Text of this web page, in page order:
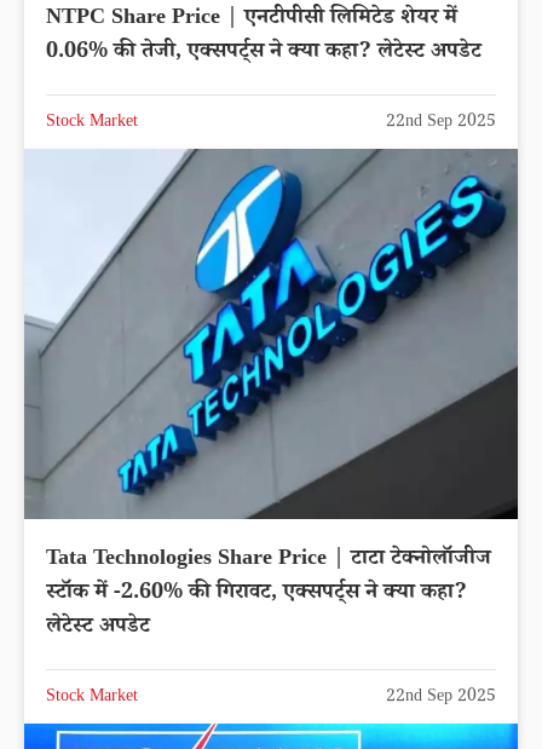
NTPC Share Price | एनटीपीसी लिमिटेड शेयर में
0.06% की तेजी, एक्सपर्ट्स ने क्या कहा? लेटेस्ट अपडेट
Stock Market 22nd Sep 2025
Tata Technologies Share Price | टाटा टेक्नोलॉजीज
स्टॉक में -2.60% की गिरावट, एक्सपर्ट्स ने क्या कहा?
लेटेस्ट अपडेट
Stock Market 22nd Sep 2025